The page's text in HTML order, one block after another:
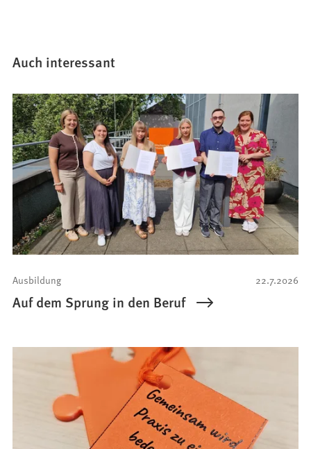
Auch interessant
22.7.2026
Ausbildung
Auf dem Sprung in den Beruf